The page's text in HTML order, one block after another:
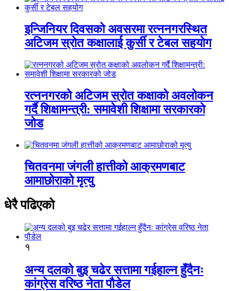
इन्जिनियर दिवसको अवसरमा रत्ननगरस्थित
अटिजम स्रोत कक्षालाई कुर्सी र टेबल सहयोग
रत्ननगरको अटिजम स्रोत कक्षाको अवलोकन
गर्दै शिक्षामन्त्री: समावेशी शिक्षामा सरकारको
जोड
चितवनमा जंगली हात्तीको आक्रमणबाट
आमाछोराको मृत्यु
धेरै पढिएको
१
अन्य दलको बुइ चढेर सत्तामा गईहाल्न हुँदैनः
कांग्रेस वरिष्ठ नेता पौडेल